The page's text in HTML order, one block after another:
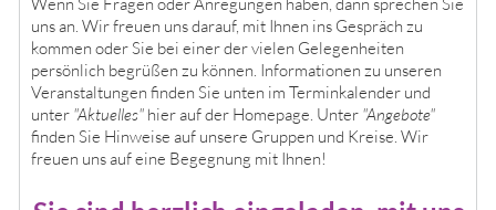
uns an. Wir freuen uns darauf, mit Ihnen ins Gespräch zu
kommen oder Sie bei einer der vielen Gelegenheiten
persönlich begrüßen zu können. Informationen zu unseren
Veranstaltungen finden Sie unten im Terminkalender und
unter "Aktuelles"hier auf der Homepage. Unter "Angebote"
finden Sie Hinweise auf unsere Gruppen und Kreise. Wir
freuen uns auf eine Begegnung mit Ihnen!